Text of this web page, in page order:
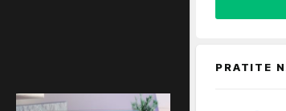
PRATITE